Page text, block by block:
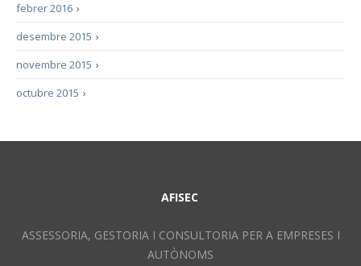
›
febrer 2016
›
desembre 2015
›
novembre 2015
›
octubre 2015
AFISEC
ASSESSORIA, GESTORIA I CONSULTORIA PER A EMPRESES I
AUTÒNOMS